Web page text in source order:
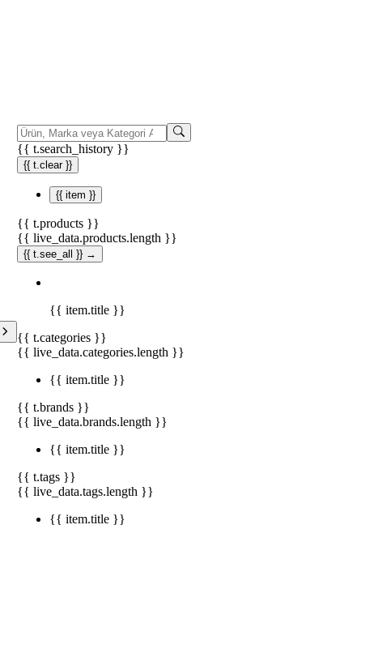
{{ t.search_history }}
{{ t.clear }}
{{ item }}
{{ t.products }}
{{ live_data.products.length }}
{{ t.see_all }} →
{{ item.title }}
{{ t.categories }}
{{ live_data.categories.length }}
{{ item.title }}
{{ t.brands }}
{{ live_data.brands.length }}
{{ item.title }}
{{ t.tags }}
{{ live_data.tags.length }}
{{ item.title }}